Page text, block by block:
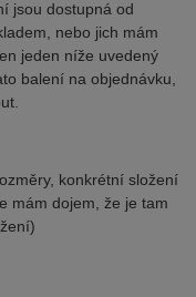
jsou dostupná od
nebo jich mám
jeden níže uvedený
balení na objednávku,
konkrétní složení
mám dojem, že je tam